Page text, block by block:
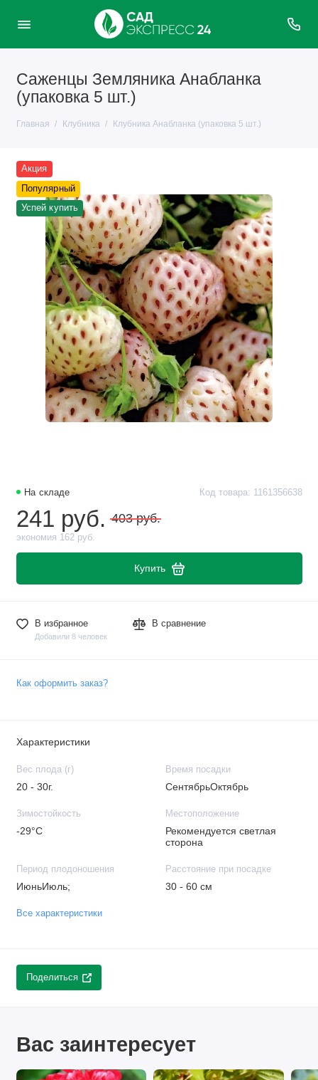
Саженцы Земляника Анабланка
(упаковка 5 шт.)
Главная Клубника Клубника Анабланка (упаковка 5 шт.)
Акция
Популярный
Успей купить
На складе Код товара: 1161356638
241 руб. 403 руб.
экономия 162 руб.
Купить
В избранное
Добавили 8 человек
В сравнение
Как оформить заказ?
Характеристики
Вес плода (г)
20 - 30г.
Время посадки
СентябрьОктябрь
Зимостойкость
-29°C
Местоположение
Рекомендуется светлая
сторона
Период плодоношения
ИюньИюль;
Расстояние при посадке
30 - 60 см
Все характеристики
Поделиться
Вас заинтересует